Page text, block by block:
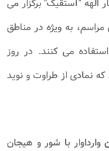
الهه "آستقیک" برگزار می
به ویژه در مناطق
می کنند. در روز
که نمادی از طراوت و نوید
وارداوار با شور و هیجان